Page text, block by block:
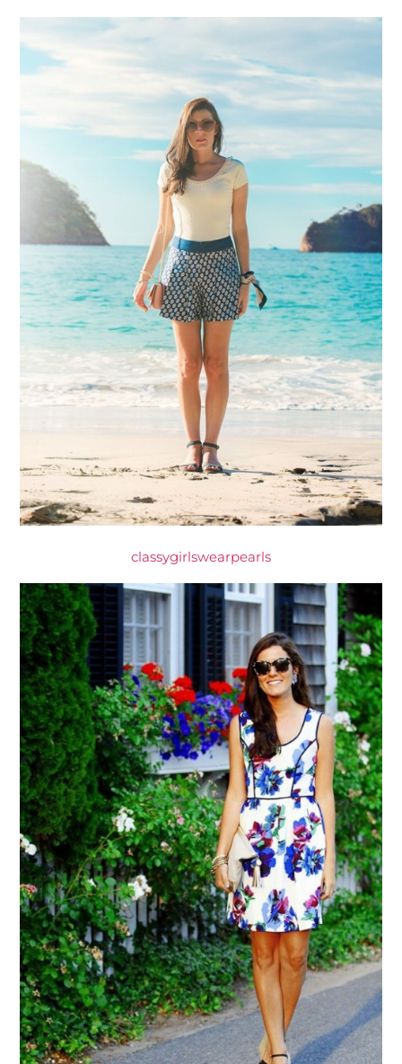
classygirlswearpearls